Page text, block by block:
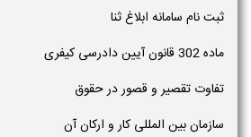
ثبت نام سامانه ابلاغ ثنا
ماده 302 قانون آیین دادرسی کیفری
تفاوت تقصیر و قصور در حقوق
سازمان بین المللی کار و ارکان آن